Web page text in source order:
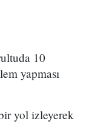
10
yapması
yol izleyerek